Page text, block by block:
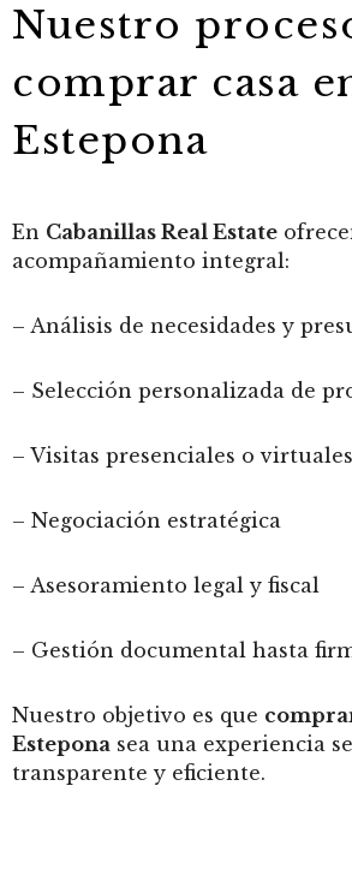
Nuestro
comprar casa
Estepona
En Cabanillas Real Estate
acompañamiento integral:
– Análisis de necesidades y
– Selección personalizada de
– Visitas presenciales o virtuales
– Negociación estratégica
– Asesoramiento legal y fiscal
– Gestión documental hasta
Nuestro objetivo es que
Estepona sea una experiencia
transparente y eficiente.